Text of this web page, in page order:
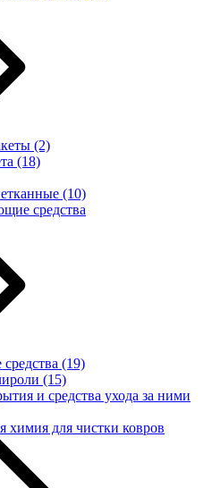
(2)
(18)
(10)
средства
(19)
(15)
и средства ухода за ними
химия для чистки ковров